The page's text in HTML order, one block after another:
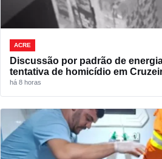
ACRE
Discussão por padrão de
tentativa de homicídio em
há 8 horas